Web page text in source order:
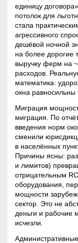
единицу
потолок для
стала
агрессивного
дешёвой ночной
на более дорогие
выручку ферм на
расходов.
математика:
окна
Миграция
миграция. По
введения норм
сменили
в населённых
Причины ясны:
и лимитов)
отрицательным
оборудования,
мощности
сектор. Это не
деньги и рабочие
исчезли.